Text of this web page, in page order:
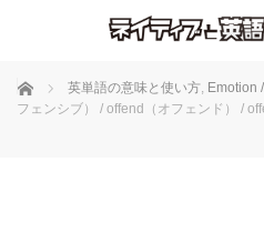
ホーム 英単語の意味と使い方, Emotion
フェンシブ） / offend（オフェンド） /